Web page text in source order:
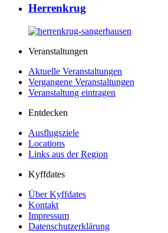
Herrenkrug
Veranstaltungen
Aktuelle Veranstaltungen
Vergangene Veranstaltungen
Veranstaltung eintragen
Entdecken
Ausflugsziele
Locations
Links aus der Region
Kyffdates
Über Kyffdates
Kontakt
Impressum
Datenschutzerklärung